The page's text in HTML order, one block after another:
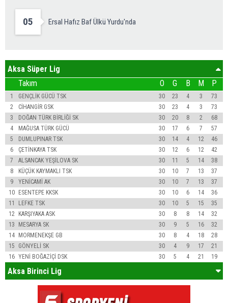
05 Ersal Hafız Baf Ülkü Yurdu'nda
Aksa Süper Lig
Takım
O G B M P
1 GENÇLİK GÜCÜ TSK 30 23 4 3
73
2
CİHANGİR GSK 30 23 4 3
73
3
DOĞAN TÜRK BİRLİĞİ SK 30 20 8 2
68
4
MAĞUSA TÜRK GÜCÜ 30 17 6 7
57
5
DUMLUPINAR TSK 30 14 4 12
46
6
ÇETİNKAYA TSK 30 12 6 12
42
7
ALSANCAK YEŞİLOVA SK 30 11 5 14
38
8
KÜÇÜK KAYMAKLI TSK 30 10 7 13
37
9
YENİCAMİ AK 30 10 7 13
37
10 ESENTEPE KKSK 30 10 6 14
36
11
LEFKE TSK 30 10 5 15
35
12
KARŞIYAKA ASK 30 8 8 14
32
13
MESARYA SK 30 9 5 16
32
14 MORMENEKŞE GB 30 8 4 18
28
15
GÖNYELİ SK 30 4 9 17
21
16 YENİ BOĞAZİÇİ DSK 30 5 4 21 19
Aksa Birinci Lig